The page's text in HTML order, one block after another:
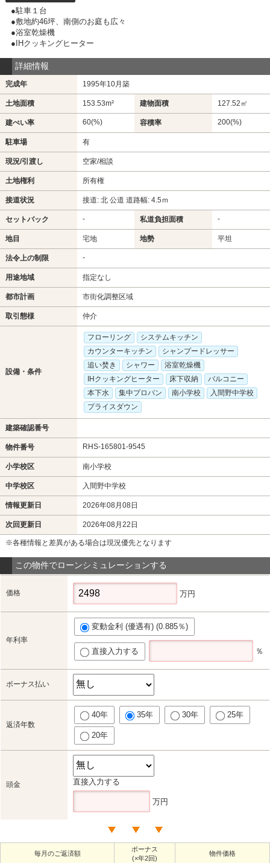
●駐車１台
●敷地約46坪、南側のお庭も広々
●浴室乾燥機
●IHクッキングヒーター
詳細情報
完成年 1995年10月築
土地面積 153.53m² 建物面積 127.52㎡
建ぺい率 60(%) 容積率 200(%)
駐車場 有
現況/引渡し 空家/相談
土地権利 所有権
接道状況 接道: 北 公道 道路幅: 4.5ｍ
セットバック - 私道負担面積 -
地目 宅地 地勢 平坦
法令上の制限 -
用途地域 指定なし
都市計画 市街化調整区域
取引態様 仲介
設備・条件
フローリング
システムキッチン
カウンターキッチン
シャンプードレッサー
追い焚き
シャワー
浴室乾燥機
IHクッキングヒーター
床下収納
バルコニー
本下水
集中プロパン 南小学校
入間野中学校
プライスダウン
建築確認番号
物件番号 RHS-165801-9545
小学校区 南小学校
中学校区 入間野中学校
情報更新日 2026年08月08日
次回更新日 2026年08月22日
※各種情報と差異がある場合は現況優先となります
この物件でローンシミュレーションする
価格 万円
年利率
変動金利 (優遇有) (0.885％)
直接入力する ％
ボーナス払い
返済年数
40年 35年 30年 25年
20年
頭金 直接入力する
万円
毎月のご返済額
ボーナス
(×年2回)
物件価格